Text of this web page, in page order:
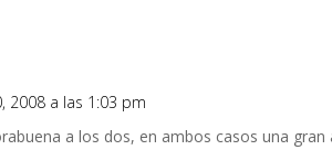
2008 a las 1:03 pm
a los dos, en ambos casos una